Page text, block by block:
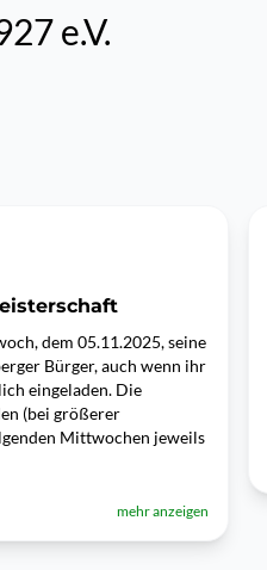
e.V.
dem 05.11.2025, seine
Bürger, auch wenn ihr
eingeladen. Die
(bei größerer
Mittwochen jeweils
mehr anzeigen